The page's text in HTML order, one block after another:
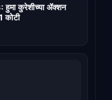
हुमा कुरेशीच्या ॲक्शन
कोटी